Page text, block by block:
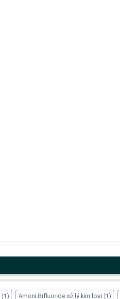
(1) Amoni Bifluoride xử lý kim loại (1)